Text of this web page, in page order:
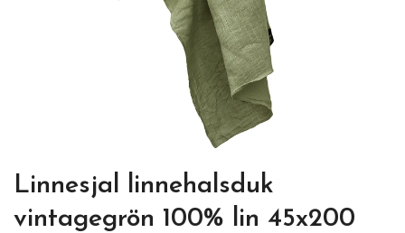
Linnesjal linnehalsduk
vintagegrön 100% lin 45x200